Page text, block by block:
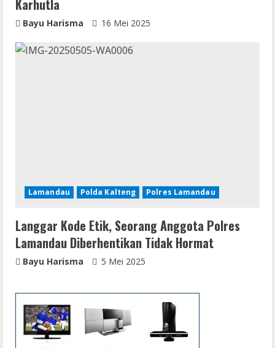
Karhutla
Bayu Harisma 16 Mei 2025
Lamandau Polda Kalteng Polres Lamandau
Langgar Kode Etik, Seorang Anggota Polres
Lamandau Diberhentikan Tidak Hormat
Bayu Harisma 5 Mei 2025